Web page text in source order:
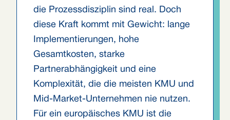
die Prozessdisziplin sind real. Doch
diese Kraft kommt mit Gewicht: lange
Implementierungen, hohe
Gesamtkosten, starke
Partnerabhängigkeit und eine
Komplexität, die die meisten KMU und
Mid-Market-Unternehmen nie nutzen.
Für ein europäisches KMU ist die